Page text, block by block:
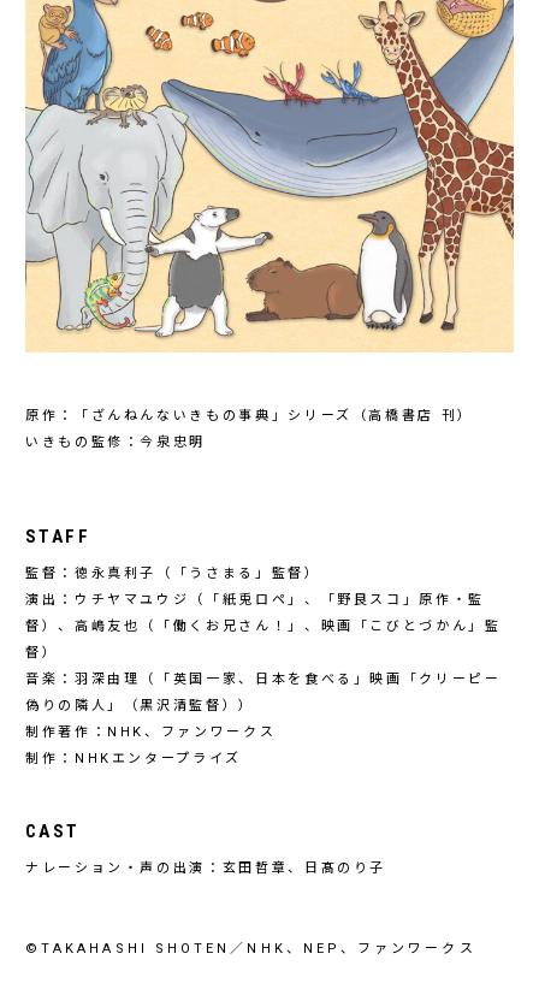
原作：「ざんねんないきもの事典」シリーズ（高橋書店 刊）
いきもの監修：今泉忠明
STAFF
監督：徳永真利子（「うさまる」監督）
演出：ウチヤマユウジ（「紙兎ロペ」、「野良スコ」原作・監
督）、高嶋友也（「働くお兄さん！」、映画「こびとづかん」監
督）
音楽：羽深由理（「英国一家、日本を食べる」映画「クリーピー
偽りの隣人」（黒沢清監督））
制作著作：NHK、ファンワークス
制作：NHKエンタープライズ
CAST
ナレーション・声の出演：玄田哲章、日髙のり子
©TAKAHASHI SHOTEN／NHK、NEP、ファンワークス